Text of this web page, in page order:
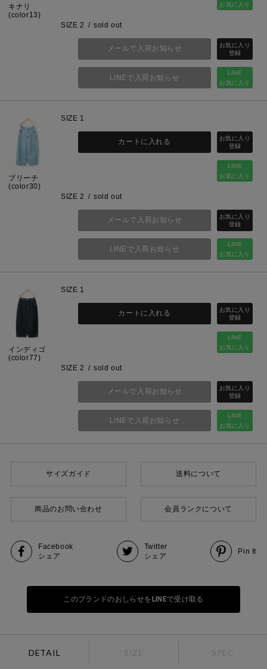
キナリ
(color13)
お気に入り
SIZE 2 sold out
LINE
お気に入り
メールで入荷お知らせ
LINEで入荷お知らせ
ブリーチ
(color30)
SIZE 1
LINE
お気に入り
カートに入れる
SIZE 2 sold out
LINE
お気に入り
メールで入荷お知らせ
LINEで入荷お知らせ
インディゴ
(color77)
SIZE 1
LINE
お気に入り
カートに入れる
SIZE 2 sold out
LINE
お気に入り
メールで入荷お知らせ
LINEで入荷お知らせ
サイズガイド 送料について
商品のお問い合わせ 会員ランクについて
Facebook
シェア
Twitter
シェア
Pin It
このブランドのおしらせをLINEで受け取る
DETAIL SIZE SPEC